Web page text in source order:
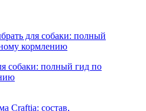
собаки: полный гид по